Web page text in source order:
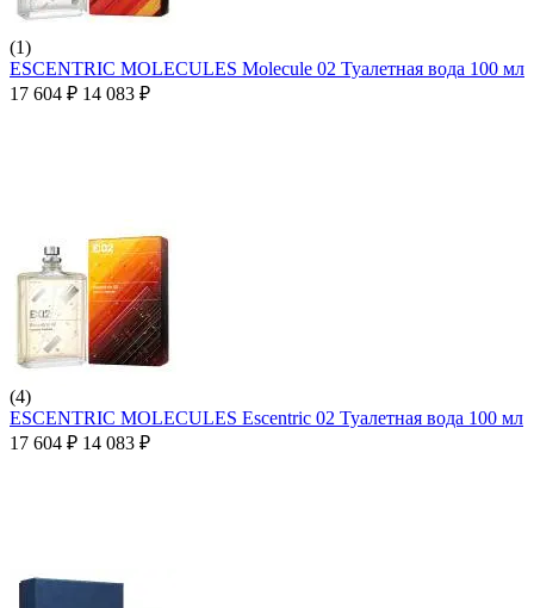
(1)
ESCENTRIC MOLECULES Molecule 02 Туалетная вода 100 мл
17 604 ₽ 14 083 ₽
(4)
ESCENTRIC MOLECULES Escentric 02 Туалетная вода 100 мл
17 604 ₽ 14 083 ₽